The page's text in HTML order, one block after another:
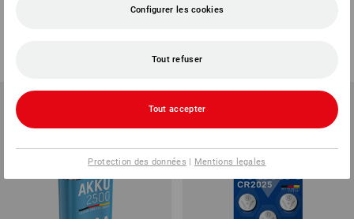
Configurer les cookies
Tout refuser
Tout accepter
Protection des données | Mentions legales